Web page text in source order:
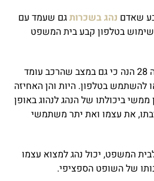
שאדם נהג בשכרותגם שעמד עם
שימוש בטלפון קבע בית המשפט
הפרשנות הנאותה של תקנה 28 הנה כי גם במצב שהרכב עומד
להשתמש בטלפון. היות והן האחיזה
ביכולתו של הנהג לנהוג באופן
את עצמו ואת יתר משתמשי
המשפט, יכול נהג למצוא עצמו
של השופט הספציפי.